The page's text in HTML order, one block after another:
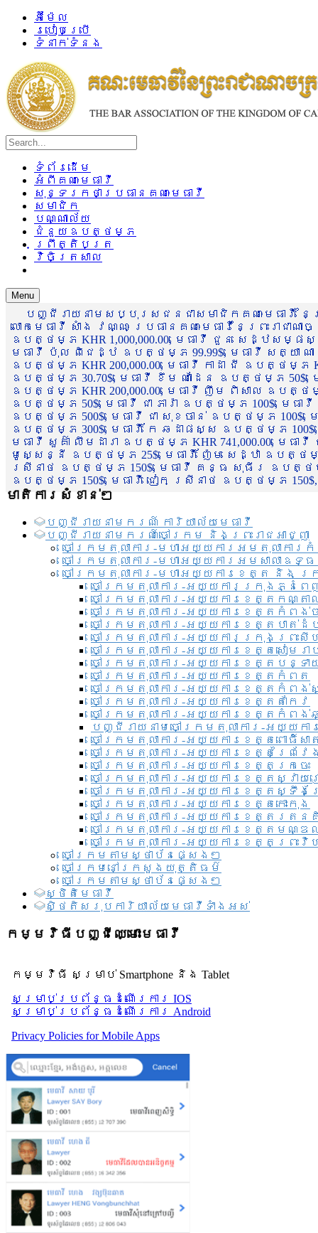
អ៊ីម៉ែល
របៀបប្រើ
ទំនាក់ទំនង
ទំព័រដើម
អំពីគណៈមេធាវី
សុន្ទរកថាប្រធានគណៈមេធាវី
សមាជិក
បណ្ណាល័យ
ជំនួយឧបត្ថម្ភ
ព្រឹត្តិបត្រ
វិចិត្រសាល
Menu
បញ្ជីរាយនាមសប្បុរសជនជាសមាជិកគណៈមេធាវី
លោកមេធាវី សាំង វណ្ណៈ ប្រធានគណៈមេធាវីនៃព្រះរា
ឧបត្ថម្ភ KHR 1,000,000.00, មេធាវី ជួន សេដ្ឋស
មេធាវី ប៉ុល ពិជេដ្ឋ ឧបត្ថម្ភ 99.99$, មេធាវី សត្យា ណ
ឧបត្ថម្ភ KHR 200,000.00, មេធាវី កាដា ជី ឧបត្ថម្ភ
ឧបត្ថម្ភ 30.70$, មេធាវី ខឹម ណាដែន ឧបត្ថម្ភ 50$,
ឧបត្ថម្ភ KHR 200,000.00, មេធាវី ញឹម ពិសាល ឧបត្ថ
ឧបត្ថម្ភ 50$, មេធាវី ជា ភារ៉ា ឧបត្ថម្ភ 100$, មេ
ឧបត្ថម្ភ 500$, មេធាវី ជា សុខចាន់ ឧបត្ថម្ភ
ឧបត្ថម្ភ 300$, មេធាវី កែ ឆដាផស្ស ឧបត្ថម្ភ
មេធាវី សួគ៌ា លឹមដារា ឧបត្ថម្ភ KHR 741,000.00, មេ
មូសេ្សន្នី ឧបត្ថម្ភ 25$, មេធាវី ញ៉ែម សេដ្ឋា ឧបត្ថ
ស្រីនាថ ឧបត្ថម្ភ 150$, មេធាវី គន្ធ សុធីរ ឧបត្ថម្ភ
ឧបត្ថម្ភ 150$, មេធាវី ជៀក ស្រីនាថ ឧបត្ថម្ភ 150$,
មាតិការសំខាន់ៗ
បញ្ជី​រាយ​នាមករណ៍ ការិយាល័យ​មេធាវី​
បញ្ជី​រាយ​នាមករណ៍​ចៅក្រម និងព្រះរាជអាជ្ញា
ចៅក្រមតុលាការ-មហាអយ្យការអមតុលាការ
ចៅក្រមតុលាការ-មហាអយ្យការអមសាលាឧទ្
ចៅក្រមតុលាការ-មហាអយ្យការខេត្ត និង ក្
ចៅក្រមតុលាការ-អយ្យការក្រុងភ្នំពេ
ចៅក្រមតុលាការ-អយ្យការខេត្តកណ្តា
ចៅក្រមតុលាការ-អយ្យការខេត្តកំពង់ច
ចៅក្រមតុលាការ-អយ្យការខេត្តបាត់ដំ
ចៅក្រមតុលាការ-អយ្យការ​ក្រុងព្រះសី
ចៅក្រមតុលាការ-អយ្យការខេត្តសៀមរា
ចៅក្រមតុលាការ-អយ្យការខេត្តបន្ទា
ចៅក្រមតុលាការ-អយ្យការខេត្តកំពត
ចៅក្រមតុលាការ-អយ្យការខេត្តកំពង់
ចៅក្រមតុលាការ-អយ្យការខេត្តតាកែវ
ចៅក្រមតុលាការ-អយ្យការខេត្តកំពង់
បញ្ជីរាយនាមចៅក្រមតុលាការ-អយ្យក
ចៅក្រមតុលាការ-អយ្យការខេត្តពោធិ៍សា
ចៅក្រមតុលាការ-អយ្យការខេត្តព្រៃវែ
ចៅក្រមតុលាការ-អយ្យការខេត្តក្រចេះ
ចៅក្រមតុលាការ-អយ្យការខេត្តស្វាយ
ចៅក្រមតុលាការ-អយ្យការខេត្តស្ទឹង
ចៅក្រមតុលាការ-អយ្យការខេត្តកោះកុង
ចៅក្រមតុលាការ-អយ្យការខេត្តរតន
ចៅក្រមតុលាការ-អយ្យការខេត្តមណ្
ចៅក្រមតុលាការ-អយ្យការខេត្តព្រះវិហ
ចៅក្រមតាមស្ថាប័នផ្សេងៗ
ចៅក្រមនៅក្រសួងយុត្តិធម៌
ចៅក្រមតាមស្ថាប័នផ្សេងៗ
ស្ថិតិមេធាវី
សិ្ថតិសរុបការិយាល័យមេធាវីទាំងអស់​
កម្មវិធីបញ្ជីឈ្មោះមេធាវី
កម្មវិធី សម្រាប់ Smartphone និង Tablet
សម្រាប់​ប្រព័ន្ធដំណើរការ IOS
សម្រាប់​ប្រព័ន្ធដំណើរការ Android
Privacy Policies for Mobile Apps